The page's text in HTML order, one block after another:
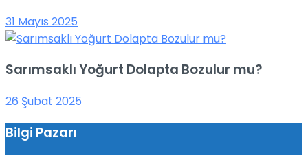
31 Mayıs 2025
Sarımsaklı Yoğurt Dolapta Bozulur mu?
26 Şubat 2025
Bilgi Pazarı